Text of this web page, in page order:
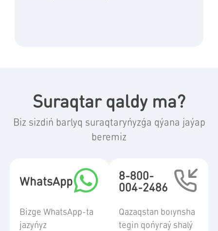
Suraqtar qaldy ma?
Biz sizdiń barlyq suraqtaryńyzǵa qýana jaýap
beremiz
WhatsApp
Bizge WhatsApp-ta
jazyńyz
8-800-
004-2486
Qazaqstan boıynsha
tegin qońyraý shalý